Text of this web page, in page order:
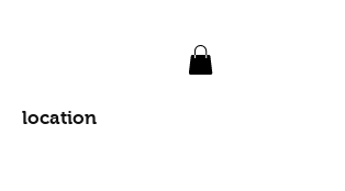
location